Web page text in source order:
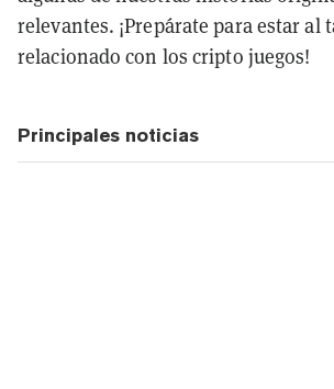
relevantes. ¡Prepárate para estar al
relacionado con los cripto juegos!
Principales noticias